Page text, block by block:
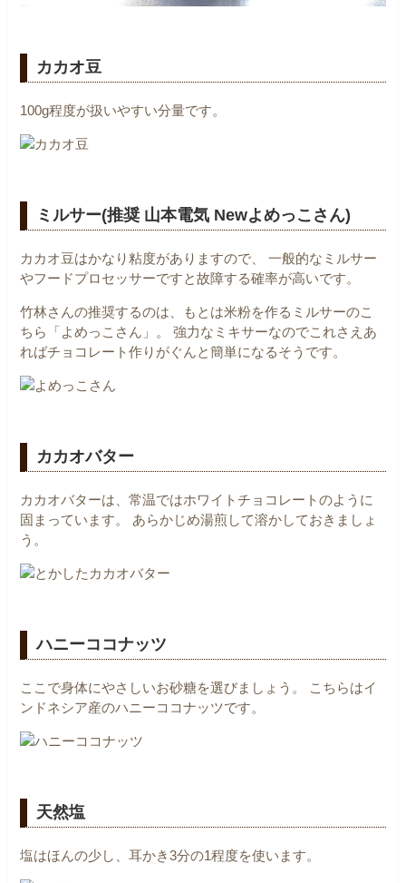
カカオ豆
100g程度が扱いやすい分量です。
ミルサー(推奨 山本電気 Newよめっこさん)
カカオ豆はかなり粘度がありますので、
一般的なミルサー
やフードプロセッサーですと故障する確率が高いです。
竹林さんの推奨するのは、もとは米粉を作るミルサーのこ
ちら「よめっこさん」。
強力なミキサーなのでこれさえあ
ればチョコレート作りがぐんと簡単になるそうです。
カカオバター
カカオバターは、常温ではホワイトチョコレートのように
固まっています。
あらかじめ湯煎して溶かしておきましょ
う。
ハニーココナッツ
ここで身体にやさしいお砂糖を選びましょう。
こちらはイ
ンドネシア産のハニーココナッツです。
天然塩
塩はほんの少し、耳かき3分の1程度を使います。